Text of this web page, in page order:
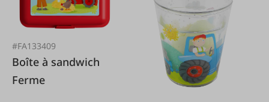
#FA133409
Boîte à sandwich
Ferme